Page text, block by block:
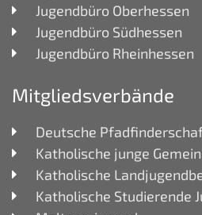
Jugendbüro Oberhessen
Jugendbüro Südhessen
Jugendbüro Rheinhessen
Mitgliedsverbände
Deutsche
Katholische junge
Katholische
Katholische Studierende